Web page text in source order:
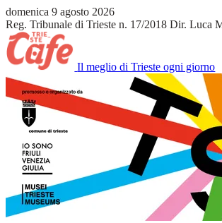
domenica 9 agosto 2026
Reg. Tribunale di Trieste n. 17/2018 Dir. Luca
Il meglio di Trieste ogni giorno